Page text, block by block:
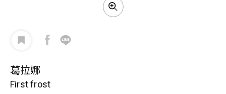
葛拉娜
First frost